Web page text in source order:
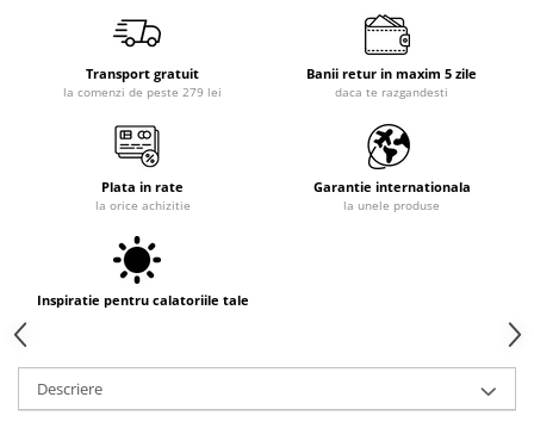
Transport gratuit
la comenzi de peste 279 lei
Banii retur in maxim 5 zile
daca te razgandesti
Plata in rate
la orice achizitie
Garantie internationala
la unele produse
Inspiratie pentru calatoriile tale
Descriere